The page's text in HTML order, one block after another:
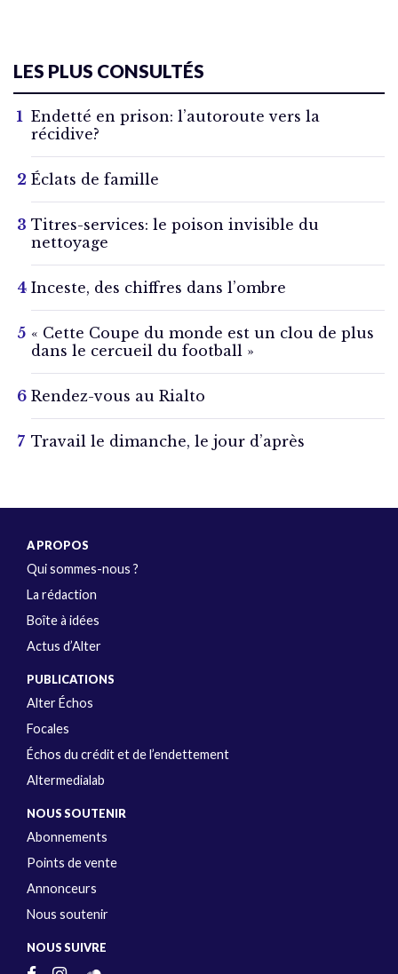
LES PLUS CONSULTÉS
Endetté en prison: l’autoroute vers la
récidive?
Éclats de famille
Titres-services: le poison invisible du
nettoyage
Inceste, des chiffres dans l’ombre
« Cette Coupe du monde est un clou de plus
dans le cercueil du football »
Rendez-vous au Rialto
Travail le dimanche, le jour d’après
A PROPOS
Qui sommes-nous ?
La rédaction
Boîte à idées
Actus d’Alter
PUBLICATIONS
Alter Échos
Focales
Échos du crédit et de l’endettement
Altermedialab
NOUS SOUTENIR
Abonnements
Points de vente
Annonceurs
Nous soutenir
NOUS SUIVRE